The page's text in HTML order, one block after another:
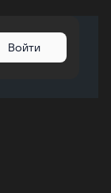
Войти